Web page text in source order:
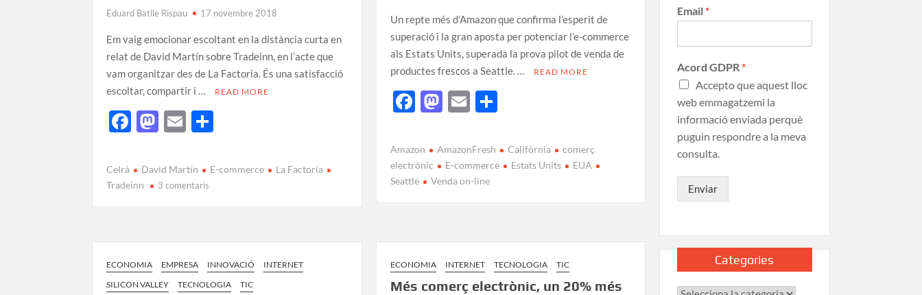
Eduard Batlle Rispau 17 novembre 2018
Em vaig emocionar escoltant en la distància curta en
relat de David Martín sobre Tradeinn, en l’acte que
vam organitzar des de La Factoria. És una satisfacció
escoltar, compartir i …
READ MORE
F
e
b
o
M
to
d
o
E
ail m
ar
Celrà David Martín E-commerce
La Factoria
Tradeinn
3 comentaris
Un repte més d’Amazon que confirma l’esperit de
superació i la gran aposta per potenciar l’e-commerce
als Estats Units, superada la prova pilot de venda de
productes frescos a Seattle. …
READ MORE
F
e
b
o
o
M
to
d
o
n
E
ail
C
m
p
te
Amazon AmazonFresh Califòrnia
comerç
electrònic
E-commerce Estats Units
EUA
Seattle
Venda on-line
ECONOMIA EMPRESA INNOVACIÓ
INTERNET
SILICON VALLEY
TECNOLOGIA TIC
ECONOMIA INTERNET TECNOLOGIA TIC
Més comerç electrònic, un 20% més
Email *
Acord GDPR *
Accepto que aquest lloc
web emmagatzemi la
informació enviada perquè
puguin respondre a la meva
consulta.
Enviar
Categories